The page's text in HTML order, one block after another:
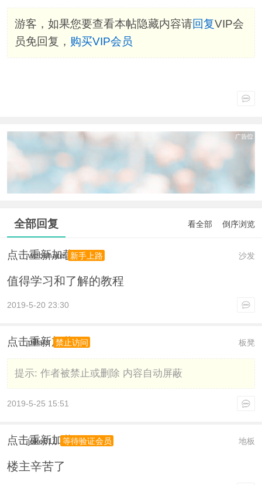
游客，如果您要查看本帖隐藏内容请回复VIP会
员免回复， 购买VIP会员
全部回复 看全部 倒序浏览
点击重新加载 沙发
webshare 新手上路
值得学习和了解的教程
2019-5-20 23:30
点击重新加载 板凳
pillars 禁止访问
提示: 作者被禁止或删除 内容自动屏蔽
2019-5-25 15:51
点击重新加载 地板
joke811 等待验证会员
楼主辛苦了